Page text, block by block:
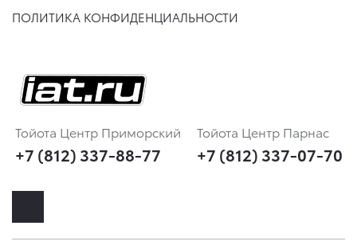
ПОЛИТИКА КОНФИДЕНЦИАЛЬНОСТИ
Тойота Центр Приморский
+7 (812) 337-88-77
Тойота Центр Парнас
+7 (812) 337-07-70